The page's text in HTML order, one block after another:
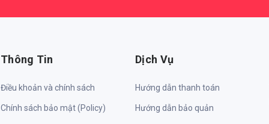
Thông Tin
Điều khoản và chính sách
Chính sách bảo mật (Policy)
Dịch Vụ
Hướng dẫn thanh toán
Hướng dẫn bảo quản